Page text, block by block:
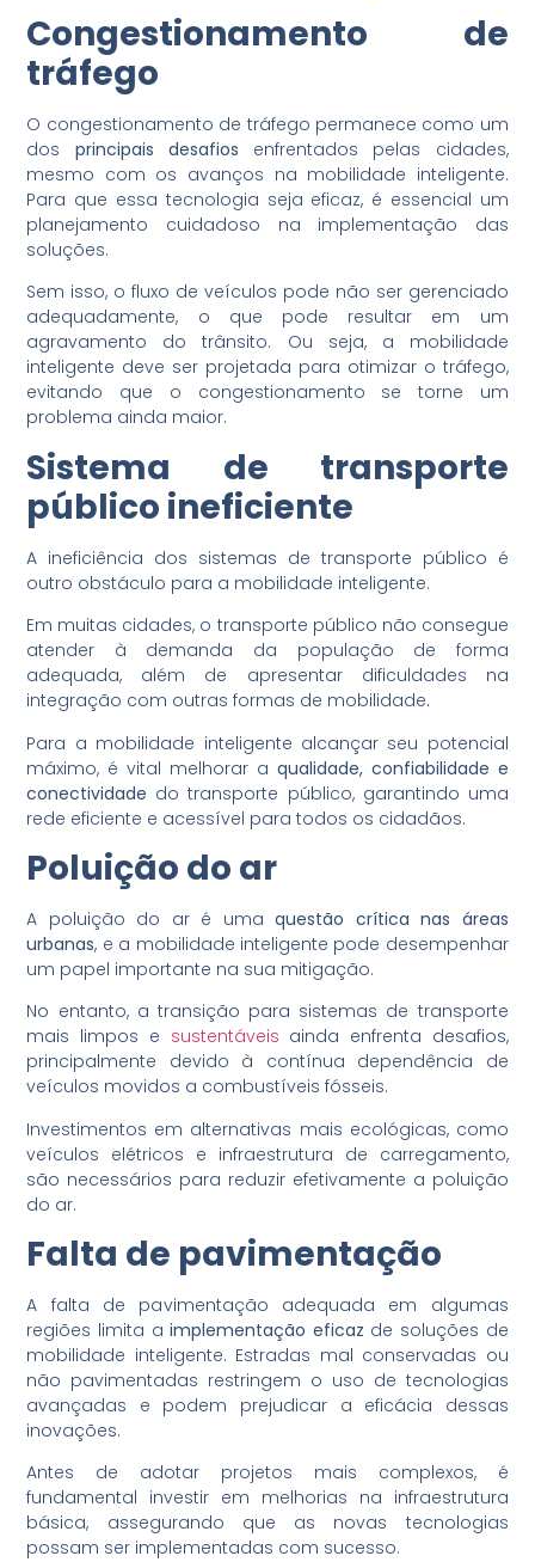
Congestionamento de
tráfego
O congestionamento de tráfego permanece como um
dos principais desafios enfrentados pelas cidades,
mesmo com os avanços na mobilidade inteligente.
Para que essa tecnologia seja eficaz, é essencial um
planejamento cuidadoso na implementação das
soluções.
Sem isso, o fluxo de veículos pode não ser gerenciado
adequadamente, o que pode resultar em um
agravamento do trânsito. Ou seja, a mobilidade
inteligente deve ser projetada para otimizar o tráfego,
evitando que o congestionamento se torne um
problema ainda maior.
Sistema de transporte
público ineficiente
A ineficiência dos sistemas de transporte público é
outro obstáculo para a mobilidade inteligente.
Em muitas cidades, o transporte público não consegue
atender à demanda da população de forma
adequada, além de apresentar dificuldades na
integração com outras formas de mobilidade.
Para a mobilidade inteligente alcançar seu potencial
máximo, é vital melhorar a qualidade, confiabilidade e
conectividade do transporte público, garantindo uma
rede eficiente e acessível para todos os cidadãos.
Poluição do ar
A poluição do ar é umaquestão crítica nas áreas
urbanas, e a mobilidade inteligente pode desempenhar
um papel importante na sua mitigação.
No entanto, a transição para sistemas de transporte
mais limpos e sustentáveis ainda enfrenta desafios,
principalmente devido à contínua dependência de
veículos movidos a combustíveis fósseis.
Investimentos em alternativas mais ecológicas, como
veículos elétricos e infraestrutura de carregamento,
são necessários para reduzir efetivamente a poluição
do ar.
Falta de pavimentação
A falta de pavimentação adequada em algumas
regiões limita aimplementação eficaz de soluções de
mobilidade inteligente. Estradas mal conservadas ou
não pavimentadas restringem o uso de tecnologias
avançadas e podem prejudicar a eficácia dessas
inovações.
Antes de adotar projetos mais complexos, é
fundamental investir em melhorias na infraestrutura
básica, assegurando que as novas tecnologias
possam ser implementadas com sucesso.